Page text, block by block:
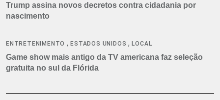
Trump assina novos decretos contra cidadania por
nascimento
ENTRETENIMENTO ,ESTADOS UNIDOS ,LOCAL
Game show mais antigo da TV americana faz seleção
gratuita no sul da Flórida